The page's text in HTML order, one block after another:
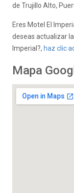
de Trujillo Alto,
Eres Motel El
deseas actualizar
Imperial?, haz clic
Mapa